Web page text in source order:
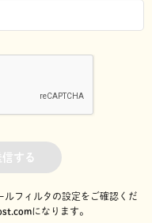
する
フィルタの設定をご確認くだ
になります。